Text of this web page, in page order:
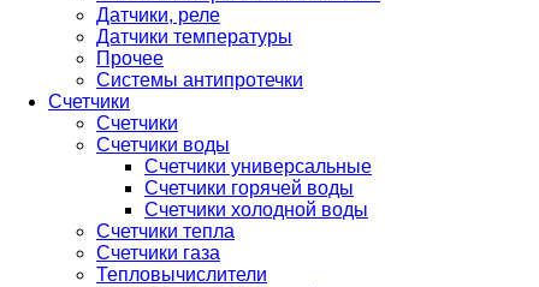
Датчики, реле
Датчики температуры
Прочее
Системы антипротечки
Счетчики
Счетчики
Счетчики воды
Счетчики универсальные
Счетчики горячей воды
Счетчики холодной воды
Счетчики тепла
Счетчики газа
Тепловычислители